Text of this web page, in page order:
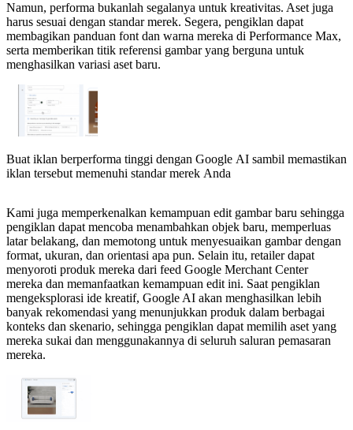
Namun, performa bukanlah segalanya untuk kreativitas. Aset juga
harus sesuai dengan standar merek. Segera, pengiklan dapat
membagikan panduan font dan warna mereka di Performance Max,
serta memberikan titik referensi gambar yang berguna untuk
menghasilkan variasi aset baru.
Buat iklan berperforma tinggi dengan Google AI sambil memastikan
iklan tersebut memenuhi standar merek Anda
Kami juga memperkenalkan kemampuan edit gambar baru sehingga
pengiklan dapat mencoba menambahkan objek baru, memperluas
latar belakang, dan memotong untuk menyesuaikan gambar dengan
format, ukuran, dan orientasi apa pun. Selain itu, retailer dapat
menyoroti produk mereka dari feed Google Merchant Center
mereka dan memanfaatkan kemampuan edit ini. Saat pengiklan
mengeksplorasi ide kreatif, Google AI akan menghasilkan lebih
banyak rekomendasi yang menunjukkan produk dalam berbagai
konteks dan skenario, sehingga pengiklan dapat memilih aset yang
mereka sukai dan menggunakannya di seluruh saluran pemasaran
mereka.